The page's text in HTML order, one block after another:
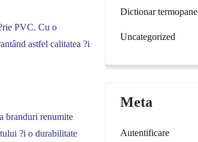
PVC. Cu o
astfel calitatea ?i
branduri renumite
?i o durabilitate
Dictionar termopane
Uncategorized
Meta
Autentificare